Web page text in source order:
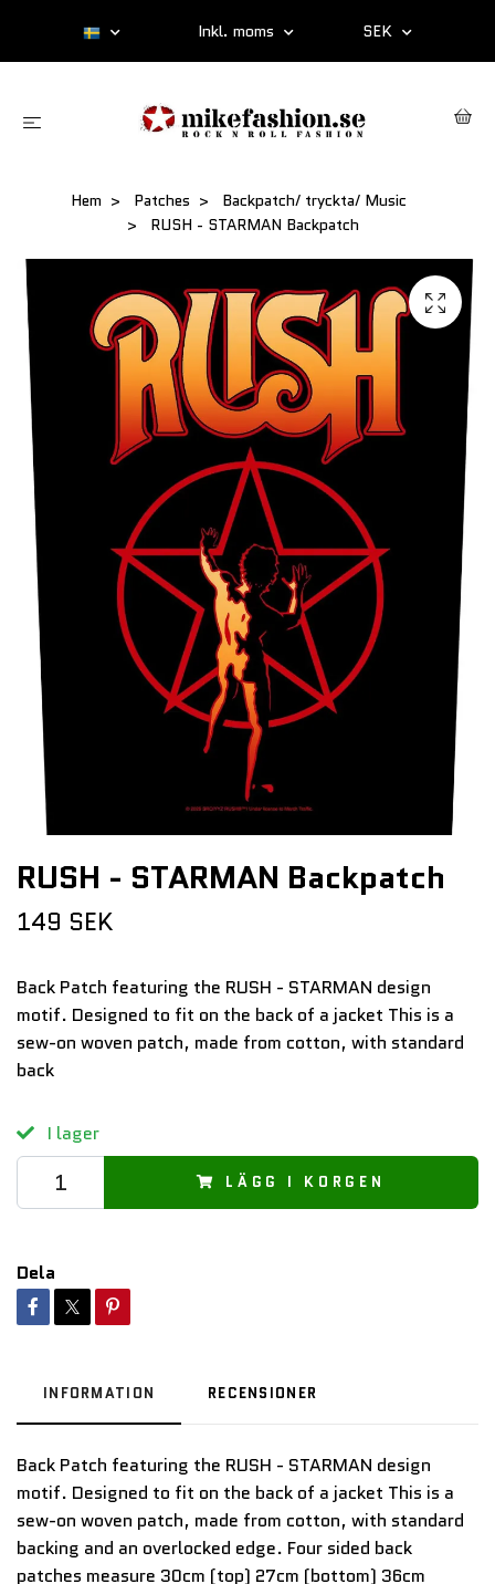
Inkl. moms SEK
Hem Patches
Backpatch/ tryckta/ Music
RUSH - STARMAN Backpatch
RUSH - STARMAN Backpatch
149 SEK
Back Patch featuring the RUSH - STARMAN design
motif. Designed to fit on the back of a jacket This is a
sew-on woven patch, made from cotton, with standard
back
I lager
LÄGG I KORGEN
Dela
INFORMATION RECENSIONER
Back Patch featuring the RUSH - STARMAN design
motif. Designed to fit on the back of a jacket This is a
sew-on woven patch, made from cotton, with standard
backing and an overlocked edge. Four sided back
patches measure 30cm (top) 27cm (bottom) 36cm